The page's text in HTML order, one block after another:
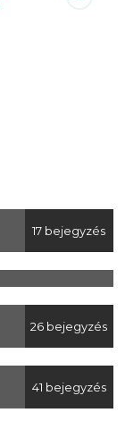
17 bejegyzés
26 bejegyzés
41 bejegyzés